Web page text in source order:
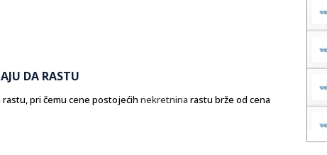
DA RASTU
pri čemu cene postojećih nekretnina rastu brže od cena